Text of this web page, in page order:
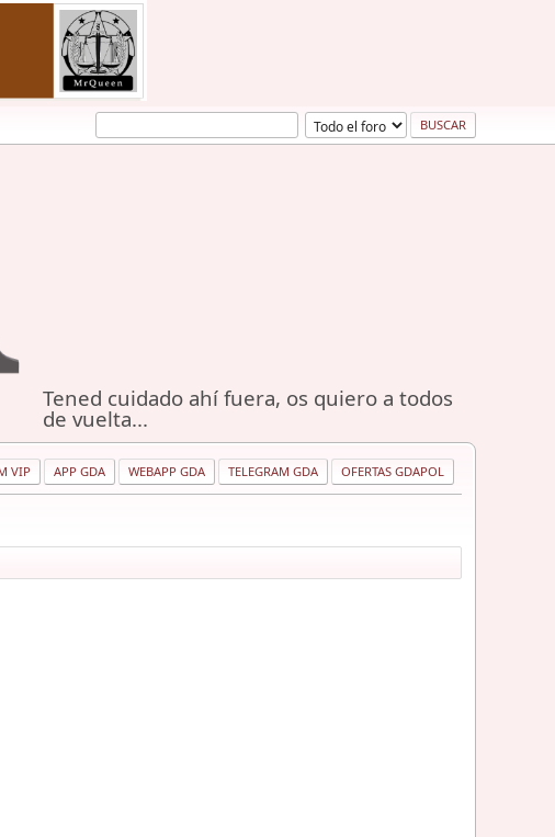
Tened cuidado ahí fuera, os quiero a todos
de vuelta...
VIP APP GDA WEBAPP GDA TELEGRAM GDA OFERTAS GDAPOL